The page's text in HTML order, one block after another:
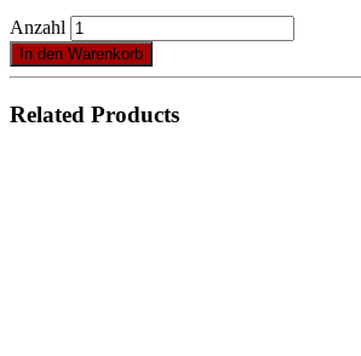
Anzahl
In den Warenkorb
Related Products